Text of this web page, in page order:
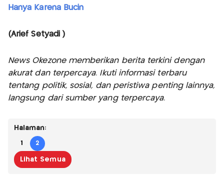
Hanya Karena Bucin
(Arief Setyadi )
News Okezone memberikan berita terkini dengan
akurat dan terpercaya. Ikuti informasi terbaru
tentang politik, sosial, dan peristiwa penting lainnya,
langsung dari sumber yang terpercaya.
Halaman:
1 2
Lihat Semua